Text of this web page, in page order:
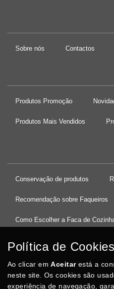
Sobre nós Contactos
Produtos Promoção
Produtos Mais Vendidos
Conservação de produtos
Recomendação sobre Faqueiros
Como Escolher a Faca de
37°08'27.5"N 8°32'13.9"W
Política de Cookies
Ao clicar emAceitarestá a
neste site. Os cookies são
experiência de navegação,